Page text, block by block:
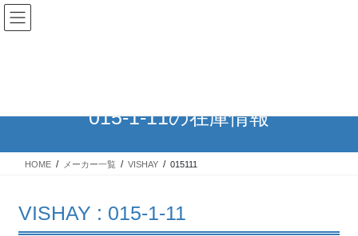
コ
ン
ナ
ビ
015-1-11の在庫情報
HOME メーカー一覧 VISHAY 015111
VISHAY : 015-1-11